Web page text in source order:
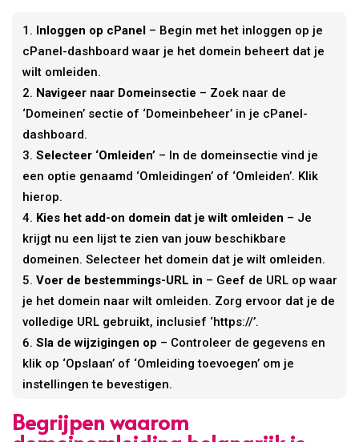
Inloggen op cPanel – Begin met het inloggen op je
cPanel-dashboard waar je het domein beheert dat je
wilt omleiden.
Navigeer naar Domeinsectie – Zoek naar de
‘Domeinen’ sectie of ‘Domeinbeheer’ in je cPanel-
dashboard.
Selecteer ‘Omleiden’ – In de domeinsectie vind je
een optie genaamd ‘Omleidingen’ of ‘Omleiden’. Klik
hierop.
Kies het add-on domein dat je wilt omleiden – Je
krijgt nu een lijst te zien van jouw beschikbare
domeinen. Selecteer het domein dat je wilt omleiden.
Voer de bestemmings-URL in – Geef de URL op waar
je het domein naar wilt omleiden. Zorg ervoor dat je de
volledige URL gebruikt, inclusief ‘https://’.
Sla de wijzigingen op – Controleer de gegevens en
klik op ‘Opslaan’ of ‘Omleiding toevoegen’ om je
instellingen te bevestigen.
Begrijpen waarom